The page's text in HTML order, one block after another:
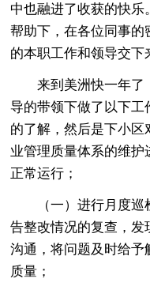
中也融进了收获的快
帮助下，在各位同事的
的本职工作和领导交下
来到美洲快一年了
导的带领下做了以下工
的了解，然后是下小
业管理质量体系的维
正常运行；
（一）进行月度
告整改情况的复查，发
沟通，将问题及时给予
质量；